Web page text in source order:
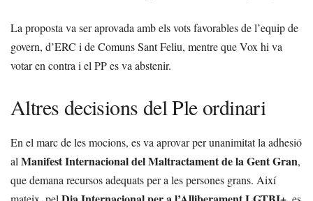
La proposta va ser aprovada amb els vots favorables de l’equip de
govern, d’ERC i de Comuns Sant Feliu, mentre que Vox hi va
votar en contra i el PP es va abstenir.
Altres decisions del Ple ordinari
En el marc de les mocions, es va aprovar per unanimitat la adhesió
al Manifest Internacional del Maltractament de la Gent Gran,
que demana recursos adequats per a les persones grans. Així